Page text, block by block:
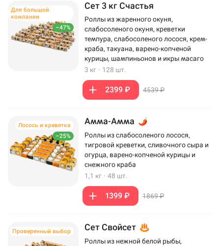
–47%
Для большой
компании
Сет 3 кг Счастья
Роллы из жаренного окуня,
слабосоленого окуня, креветки
темпура, слабосоленого лосося, крем-
краба, такуана, варено-копченой
курицы, шампиньонов и икры масаго
3 кг · 128 шт.
2399 ₽ 4539 ₽
–25%
Лосось и креветка Амма-Амма
Роллы из слабосоленого лосося,
тигровой креветки, сливочного сыра и
огурца, варено-копченой курицы и
снежного краба
1,1 кг · 48 шт.
1399 ₽ 1869 ₽
Проверенный выбор Сет Свойсет
Роллы из нежной белой рыбы,